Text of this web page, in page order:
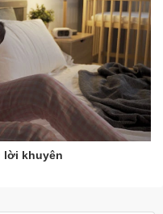
lời khuyên